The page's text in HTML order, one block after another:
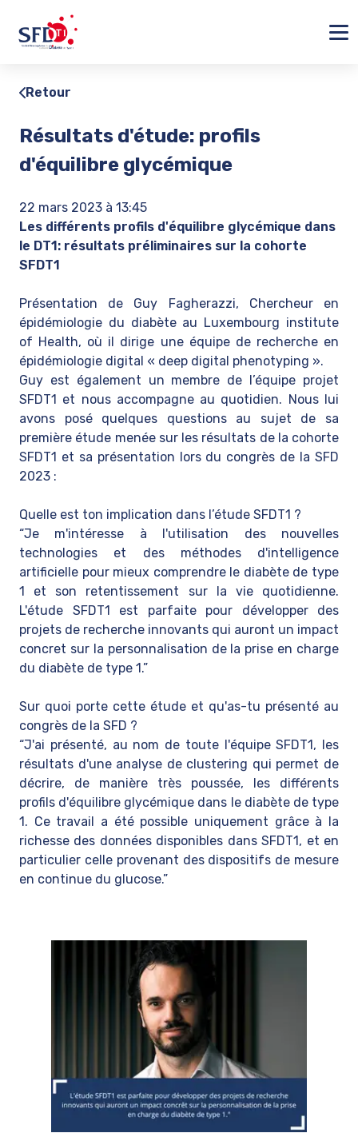
Retour
Résultats d'étude: profils
d'équilibre glycémique
22 mars 2023 à 13:45
Les différents profils d'équilibre glycémique dans
le DT1: résultats préliminaires sur la cohorte
SFDT1
Présentation de Guy Fagherazzi, Chercheur en
épidémiologie du diabète au Luxembourg institute
of Health, où il dirige une équipe de recherche en
épidémiologie digital « deep digital phenotyping ».
Guy est également un membre de l’équipe projet
SFDT1 et nous accompagne au quotidien. Nous lui
avons posé quelques questions au sujet de sa
première étude menée sur les résultats de la cohorte
SFDT1 et sa présentation lors du congrès de la SFD
2023 :
Quelle est ton implication dans l’étude SFDT1 ?
“Je m'intéresse à l'utilisation des nouvelles
technologies et des méthodes d'intelligence
artificielle pour mieux comprendre le diabète de type
1 et son retentissement sur la vie quotidienne.
L'étude SFDT1 est parfaite pour développer des
projets de recherche innovants qui auront un impact
concret sur la personnalisation de la prise en charge
du diabète de type 1.”
Sur quoi porte cette étude et qu'as-tu présenté au
congrès de la SFD ?
“​J'ai présenté, au nom de toute l'équipe SFDT1, les
résultats d'une analyse de clustering qui permet de
décrire, de manière très poussée, les différents
profils d'équilibre glycémique dans le diabète de type
1. Ce travail a été possible uniquement grâce à la
richesse des données disponibles dans SFDT1, et en
particulier celle provenant des dispositifs de mesure
en continue du glucose.”